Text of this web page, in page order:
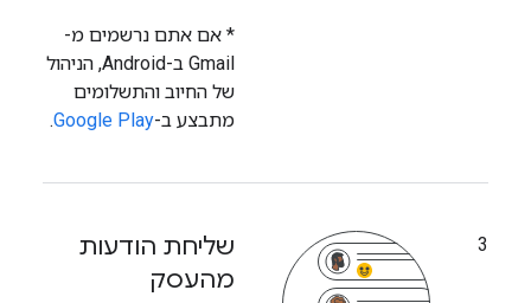
‫* אם אתם נרשמים מ-
Gmail ב-Android, הניהול
של החיוב והתשלומים
מתבצע ב-Google Play
.
3
שליחת הודעות
מהעסק